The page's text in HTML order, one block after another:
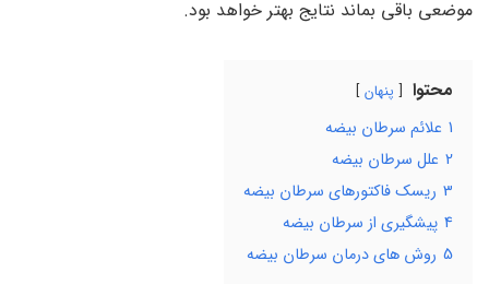
موضعی باقی بماند نتایج بهتر خواهد بود.
محتوا پنهان
1 علائم سرطان بیضه
2 علل سرطان بیضه
3 ریسک فاکتورهای سرطان بیضه
4 پیشگیری از سرطان بیضه
5 روش های درمان سرطان بیضه